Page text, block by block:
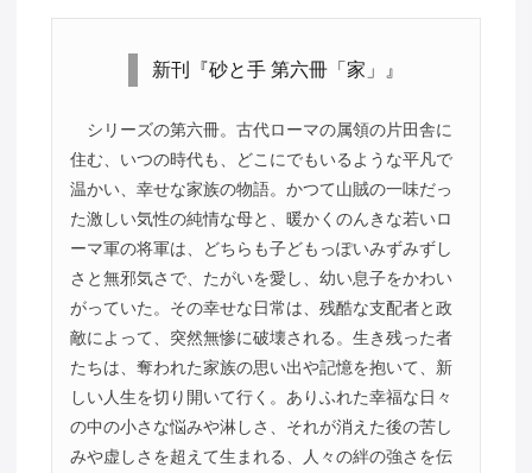
新刊『砂と手 第六冊「家」』
シリーズの第六冊。古代ローマの属領の片田舎に
住む、いつの時代も、どこにでもいるような平凡で
温かい、幸せな家族の物語。かつて山賊の一味だっ
た激しい気性の純情な母と、暖かくのんきな若いロ
ーマ軍の将軍は、どちらも子どもっぽいみずみずし
さと無邪気さで、たがいを愛し、幼い息子をかわい
がっていた。その幸せな日常は、残酷な支配者と政
敵によって、突然無惨に破壊される。生き残った者
たちは、奪われた家族の思い出や記憶を抱いて、新
しい人生を切り開いて行く。ありふれた幸福な日々
の中の小さな悩みや淋しさ、それが消えた後の苦し
みや虚しさを超えて生まれる、人々の絆の強さを伝